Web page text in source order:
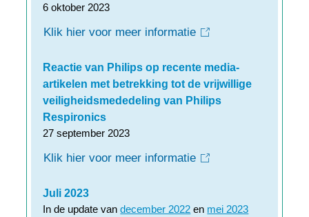
6 oktober 2023
Klik hier voor meer informatie
Reactie van Philips op recente media-
artikelen met betrekking tot de vrijwillige
veiligheidsmededeling van Philips
Respironics
27 september 2023
Klik hier voor meer informatie
Juli 2023
In de update vandecember 2022 en mei 2023